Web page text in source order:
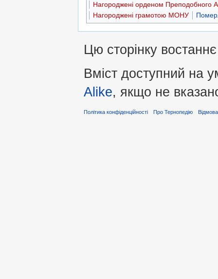
Нагороджені орденом Преподобного
Нагороджені грамотою МОНУ
Цю сторінку
Вміст доступний на
Alike, якщо не
Політика конфіденційності Про Тернопедію